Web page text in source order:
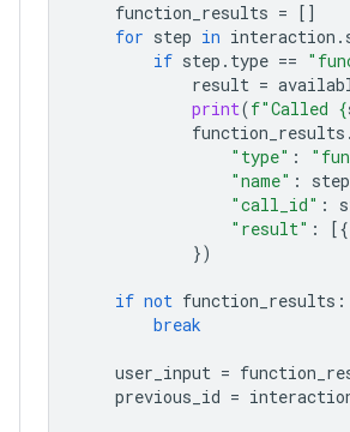
function_results = []
for step in interaction .
if step . type ==
result =
print(f"Called {
function_results .
"type" :
"name" : step
"call_id" :
"result" : [{
})
if not function_results :
break
user_input =
previous_id =